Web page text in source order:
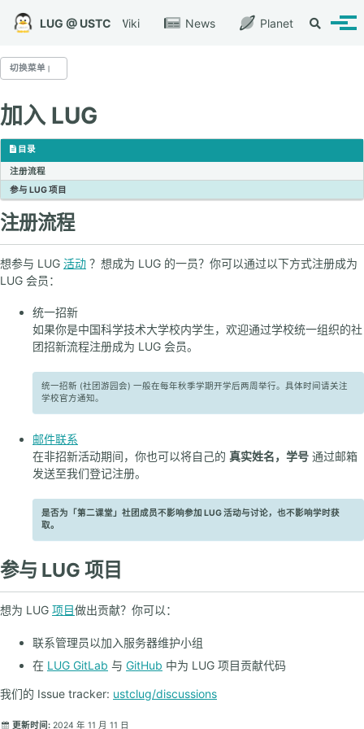
LUG @ USTC
Wiki News Planet 切换搜索
切换
切换菜单
LUG @ USTC
关于我们
LUG 服务
开源镜像站
代码托管平台
文件存档
LUG 活动
Linux 101
信息安全大赛
软件自由日
联系我们
LUG 负责人
校园网常见问题
提问指南
加入 LUG
目录
注册流程
参与 LUG 项目
注册流程
想参与 LUG 活动 ？想成为 LUG 的一员？你可以通过以下方式注册成为
LUG 会员：
统一招新
如果你是中国科学技术大学校内学生，欢迎通过学校统一组织的社
团招新流程注册成为 LUG 会员。
统一招新 (社团游园会) 一般在每年秋季学期开学后两周举行。具体时间请关注
学校官方通知。
邮件联系
在非招新活动期间，你也可以将自己的 真实姓名，学号 通过邮箱
发送至我们登记注册。
是否为「第二课堂」社团成员不影响参加 LUG 活动与讨论，也不影响学时获
取。
参与 LUG 项目
想为 LUG 项目做出贡献？你可以：
联系管理员以加入服务器维护小组
在 LUG GitLab 与 GitHub 中为 LUG 项目贡献代码
我们的 Issue tracker: ustclug/discussions
更新时间: 2024 年 11 月 11 日